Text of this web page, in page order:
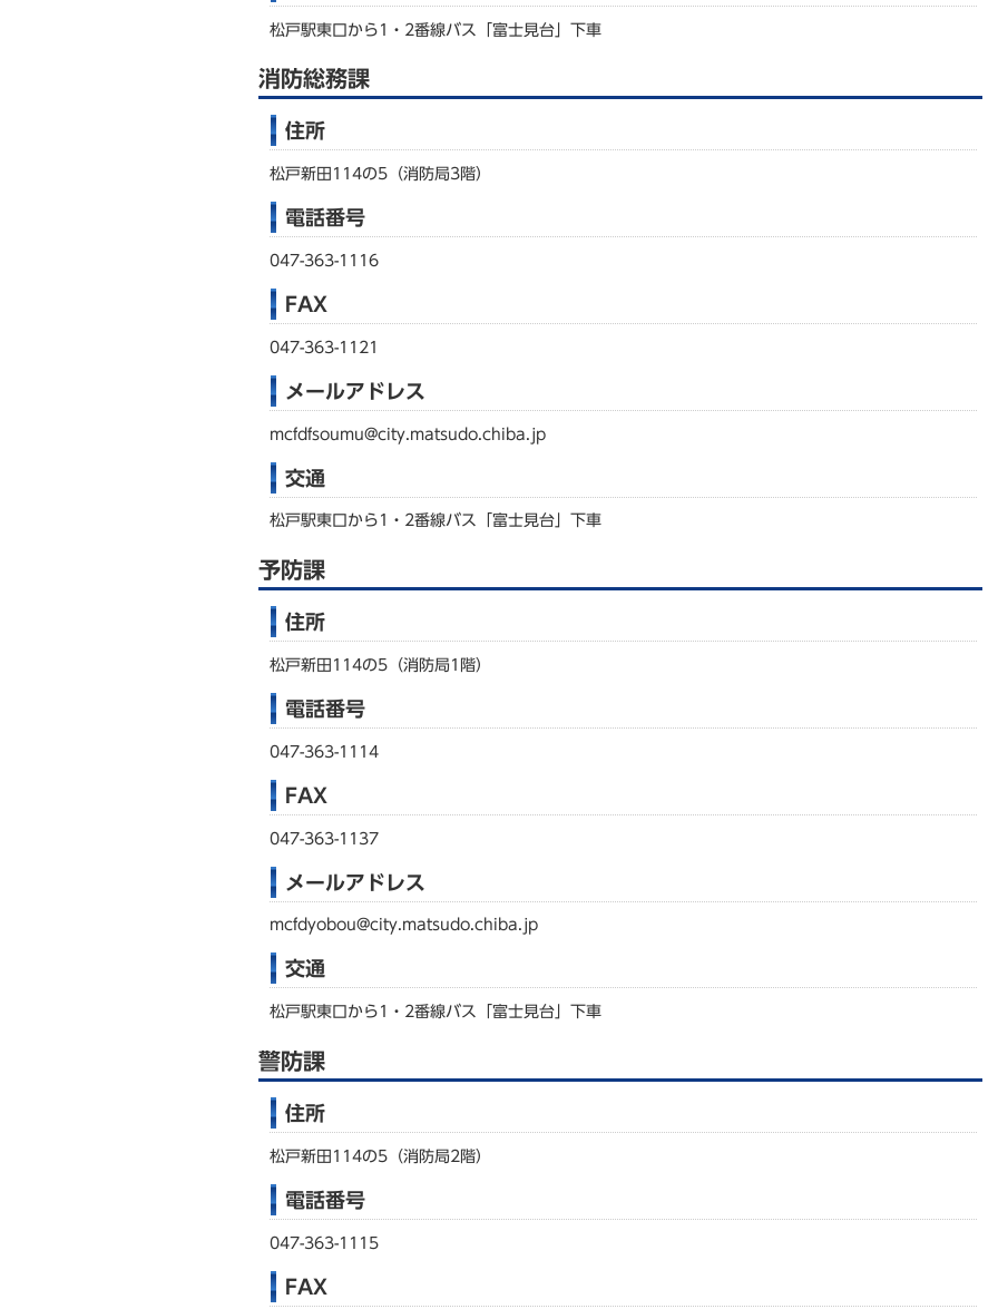
松戸駅東口から1・2番線バス「富士見台」下車
消防総務課
住所
松戸新田114の5（消防局3階）
電話番号
047-363-1116
FAX
047-363-1121
メールアドレス
mcfdfsoumu@city.matsudo.chiba.jp
交通
松戸駅東口から1・2番線バス「富士見台」下車
予防課
住所
松戸新田114の5（消防局1階）
電話番号
047-363-1114
FAX
047-363-1137
メールアドレス
mcfdyobou@city.matsudo.chiba.jp
交通
松戸駅東口から1・2番線バス「富士見台」下車
警防課
住所
松戸新田114の5（消防局2階）
電話番号
047-363-1115
FAX